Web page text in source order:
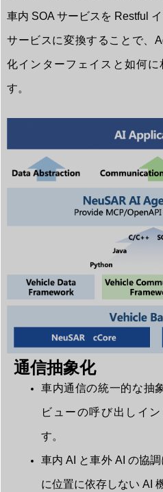
車内 SOA サービスを Restful
サービスに変換することで、
化インターフェイスと如何に
す。
通信抽象化
車内通信の統一的な抽
ビューの呼び出しイ
す。
車内 AI と車外 AI の協
に位置に依存しない AI